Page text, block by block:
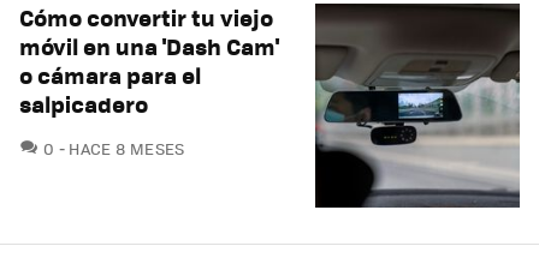
Cómo convertir tu viejo
móvil en una 'Dash Cam'
o cámara para el
salpicadero
0 COMENTARIOS
HACE 8 MESES